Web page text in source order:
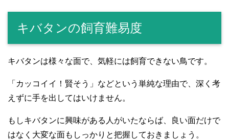
キバタンの飼育難易度
キバタンは様々な面で、気軽には飼育できない鳥です。
「カッコイイ！賢そう」などという単純な理由で、深く考
えずに手を出してはいけません。
もしキバタンに興味がある人がいたならば、良い面だけで
はなく大変な面もしっかりと把握しておきましょう。